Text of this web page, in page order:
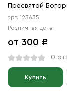
Пресвятой
(АРТ.00635)
арт. 123635
Розничная цена
от 300 ₽
0
Купить